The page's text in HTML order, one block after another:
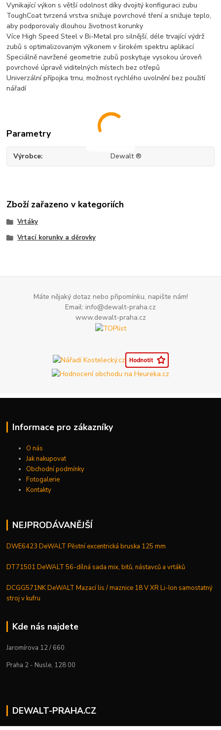
Vynikající výkon s větší odolnost díky dvojitý konfiguraci zubu
ToughCoat tvrzená vrstva snižuje povrchové tření a snižuje teplo,
aby podporovaly dlouhou životnost korunky
Více High Speed Steel v Bi-Metal pro silnější, déle trvající výdrž
zubů s optimalizovaným výkonem v širokém spektru aplikací
Speciálně navržené geometrie zubů poskytuje vysokou úroveň
povrchové úpravě viditelných místech bez otřepů
Univerzální přípojka trnu, možnost rychlého uvolnění bez použití
nářadí
Parametry
Výrobce Dewalt ®
Zboží zařazeno v kategoriích
Vrtáky
Vrtací korunky a děrovky
Máte nějaký dotaz nebo připomínku, napište nám!
Email: info@dewalt-praha.cz
www.dewalt-praha.cz
Informace pro zákazníky
O nás
Jak nakupovat
Obchodní podmínky
Fotogalerie
Kontakty
NEJPRODÁVANĚJŠÍ
DWE6423 DeWALT Pěstní excentrická bruska 125 mm
DT71501 DeWALT 56-dílná sada mix, bitů, nástavců a vrtáků
DCGG571NK DeWALT Mazací lis / maznice 18 V XR Li-Ion samostatný
stroj v kufru
Kde nás najdete
Jaromírova 12 / 660
Praha 2 - Nusle, 128 00
DEWALT-PRAHA.CZ